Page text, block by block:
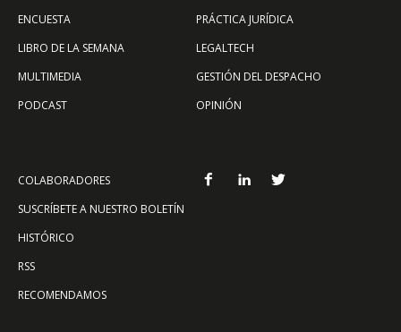
ENCUESTA
LIBRO DE LA SEMANA
MULTIMEDIA
PODCAST
PRÁCTICA JURÍDICA
LEGALTECH
GESTIÓN DEL DESPACHO
OPINIÓN
COLABORADORES
SUSCRÍBETE A NUESTRO BOLETÍN
HISTÓRICO
RSS
RECOMENDAMOS